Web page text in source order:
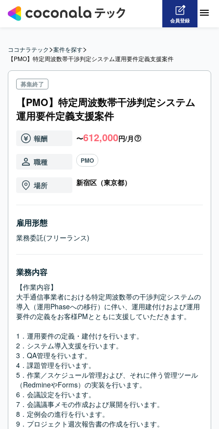
会員登録
ココナラテック>案件を探す>
【PMO】特定周波数帯干渉判定システム運用要件定義支援案件
募集終了
【PMO】特定周波数帯干渉判定システム
運用要件定義支援案件
報酬 〜612,000円/月
職種 PMO
場所 新宿区（東京都）
雇用形態
業務委託(フリーランス)
業務内容
【作業内容】
大手通信事業者における特定周波数帯の干渉判定システムの
導入（運用Phaseへの移行）に伴い、運用建付けおよび運用
要件の定義をお客様PMとともに支援していただきます。
1．運用要件の定義・建付けを行います。
2．システム導入支援を行います。
3．QA管理を行います。
4．課題管理を行います。
5．作業／スケジュール管理および、それに伴う管理ツール
（RedmineやForms）の実装を行います。
6．会議設定を行います。
7．会議議事メモの作成および展開を行います。
8．定例会の進行を行います。
9．プロジェクト週次報告書の作成を行います。